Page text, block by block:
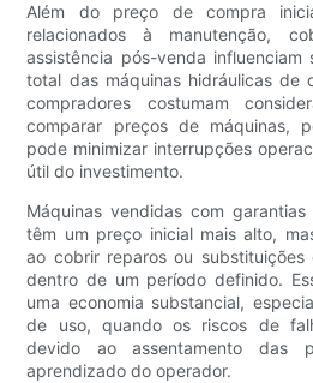
Além do preço de compra
relacionados à manutenção,
assistência pós-venda influenciam
total das máquinas hidráulicas de
compradores costumam
comparar preços de máquinas,
pode minimizar interrupções
útil do investimento.
Máquinas vendidas com
têm um preço inicial mais alto,
ao cobrir reparos ou
dentro de um período definido.
uma economia substancial,
de uso, quando os riscos de
devido ao assentamento
aprendizado do operador.